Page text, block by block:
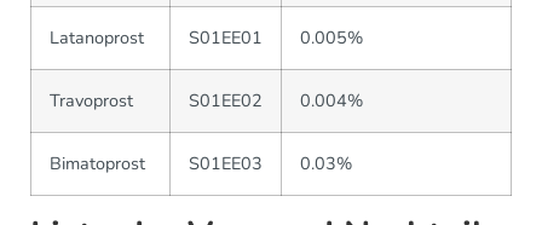
Latanoprost S01EE01 0.005%
Travoprost S01EE02 0.004%
Bimatoprost S01EE03 0.03%